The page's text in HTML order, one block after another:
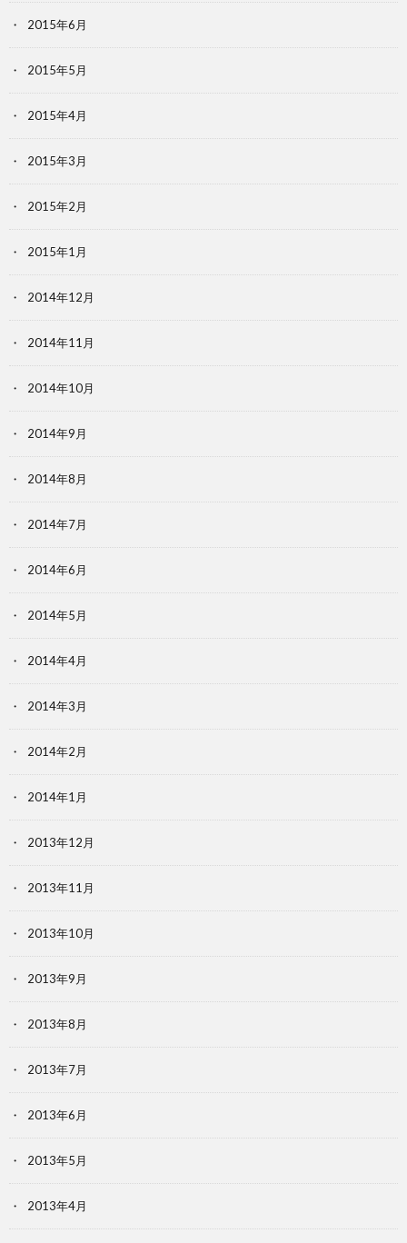
2015年6月
2015年5月
2015年4月
2015年3月
2015年2月
2015年1月
2014年12月
2014年11月
2014年10月
2014年9月
2014年8月
2014年7月
2014年6月
2014年5月
2014年4月
2014年3月
2014年2月
2014年1月
2013年12月
2013年11月
2013年10月
2013年9月
2013年8月
2013年7月
2013年6月
2013年5月
2013年4月